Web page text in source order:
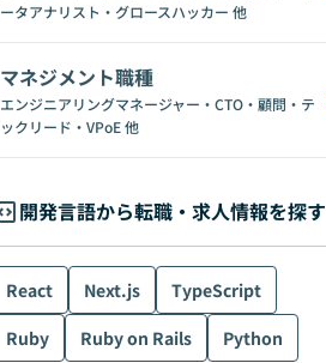
ータアナリスト・グロースハッカー 他
マネジメント職種
エンジニアリングマネージャー・CTO・顧問・テ
ックリード・VPoE他
開発言語から転職・求人情報を探す
React Next.js
TypeScript
Ruby
Ruby on Rails Python